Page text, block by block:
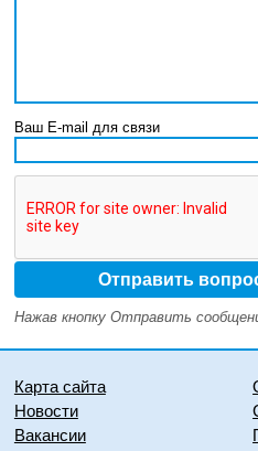
Ваш E-mail для связи
Нажав кнопку Отправить
Карта сайта
Новости
Вакансии